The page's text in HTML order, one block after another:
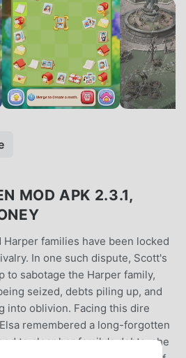
MOD APK 2.3.1,
Harper families have been locked
In one such dispute, Scott's
to sabotage the Harper family,
seized, debts piling up, and
into oblivion. Facing this dire
remembered a long-forgotten
to clear her family's debts, she